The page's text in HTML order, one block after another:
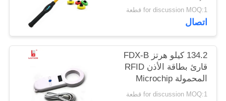
الأذن الماشية
for discussion MOQ:1 قطعة
اتصال
134.2 كيلو هرتز FDX-B
قارئ بطاقة الأذن RFID
المحمولة Microchip
الماسح للإدارة
for discussion MOQ:1 قطعة